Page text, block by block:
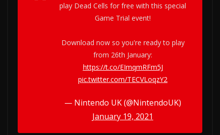
play Dead Cells for free with this special
Game Trial event!
Download now so you're ready to play
from 26th January:
https://t.co/EImqmRFm5J
pic.twitter.com/TECVLoqzY2
— Nintendo UK (@NintendoUK)
January 19, 2021